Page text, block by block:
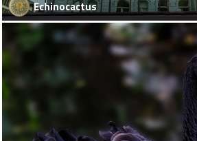
Echinocactus